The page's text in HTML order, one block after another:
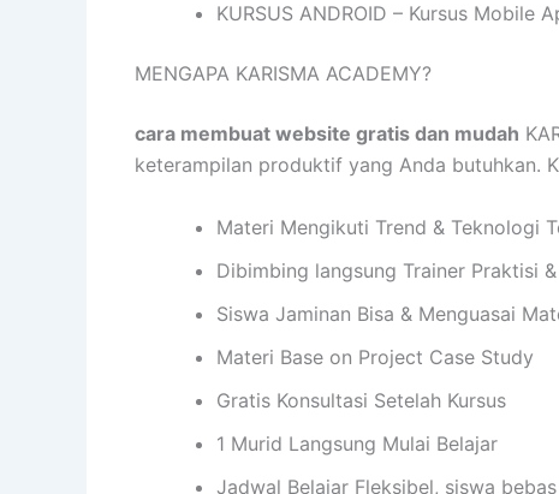
KURSUS ANDROID – Kursus
MENGAPA KARISMA ACADEMY?
cara membuat website gratis dan mudah
keterampilan produktif yang Anda butuhkan.
Materi Mengikuti Trend & Teknologi
Dibimbing langsung Trainer Praktisi
Siswa Jaminan Bisa & Menguasai
Materi Base on Project Case Study
Gratis Konsultasi Setelah Kursus
1 Murid Langsung Mulai Belajar
Jadwal Belajar Fleksibel, siswa